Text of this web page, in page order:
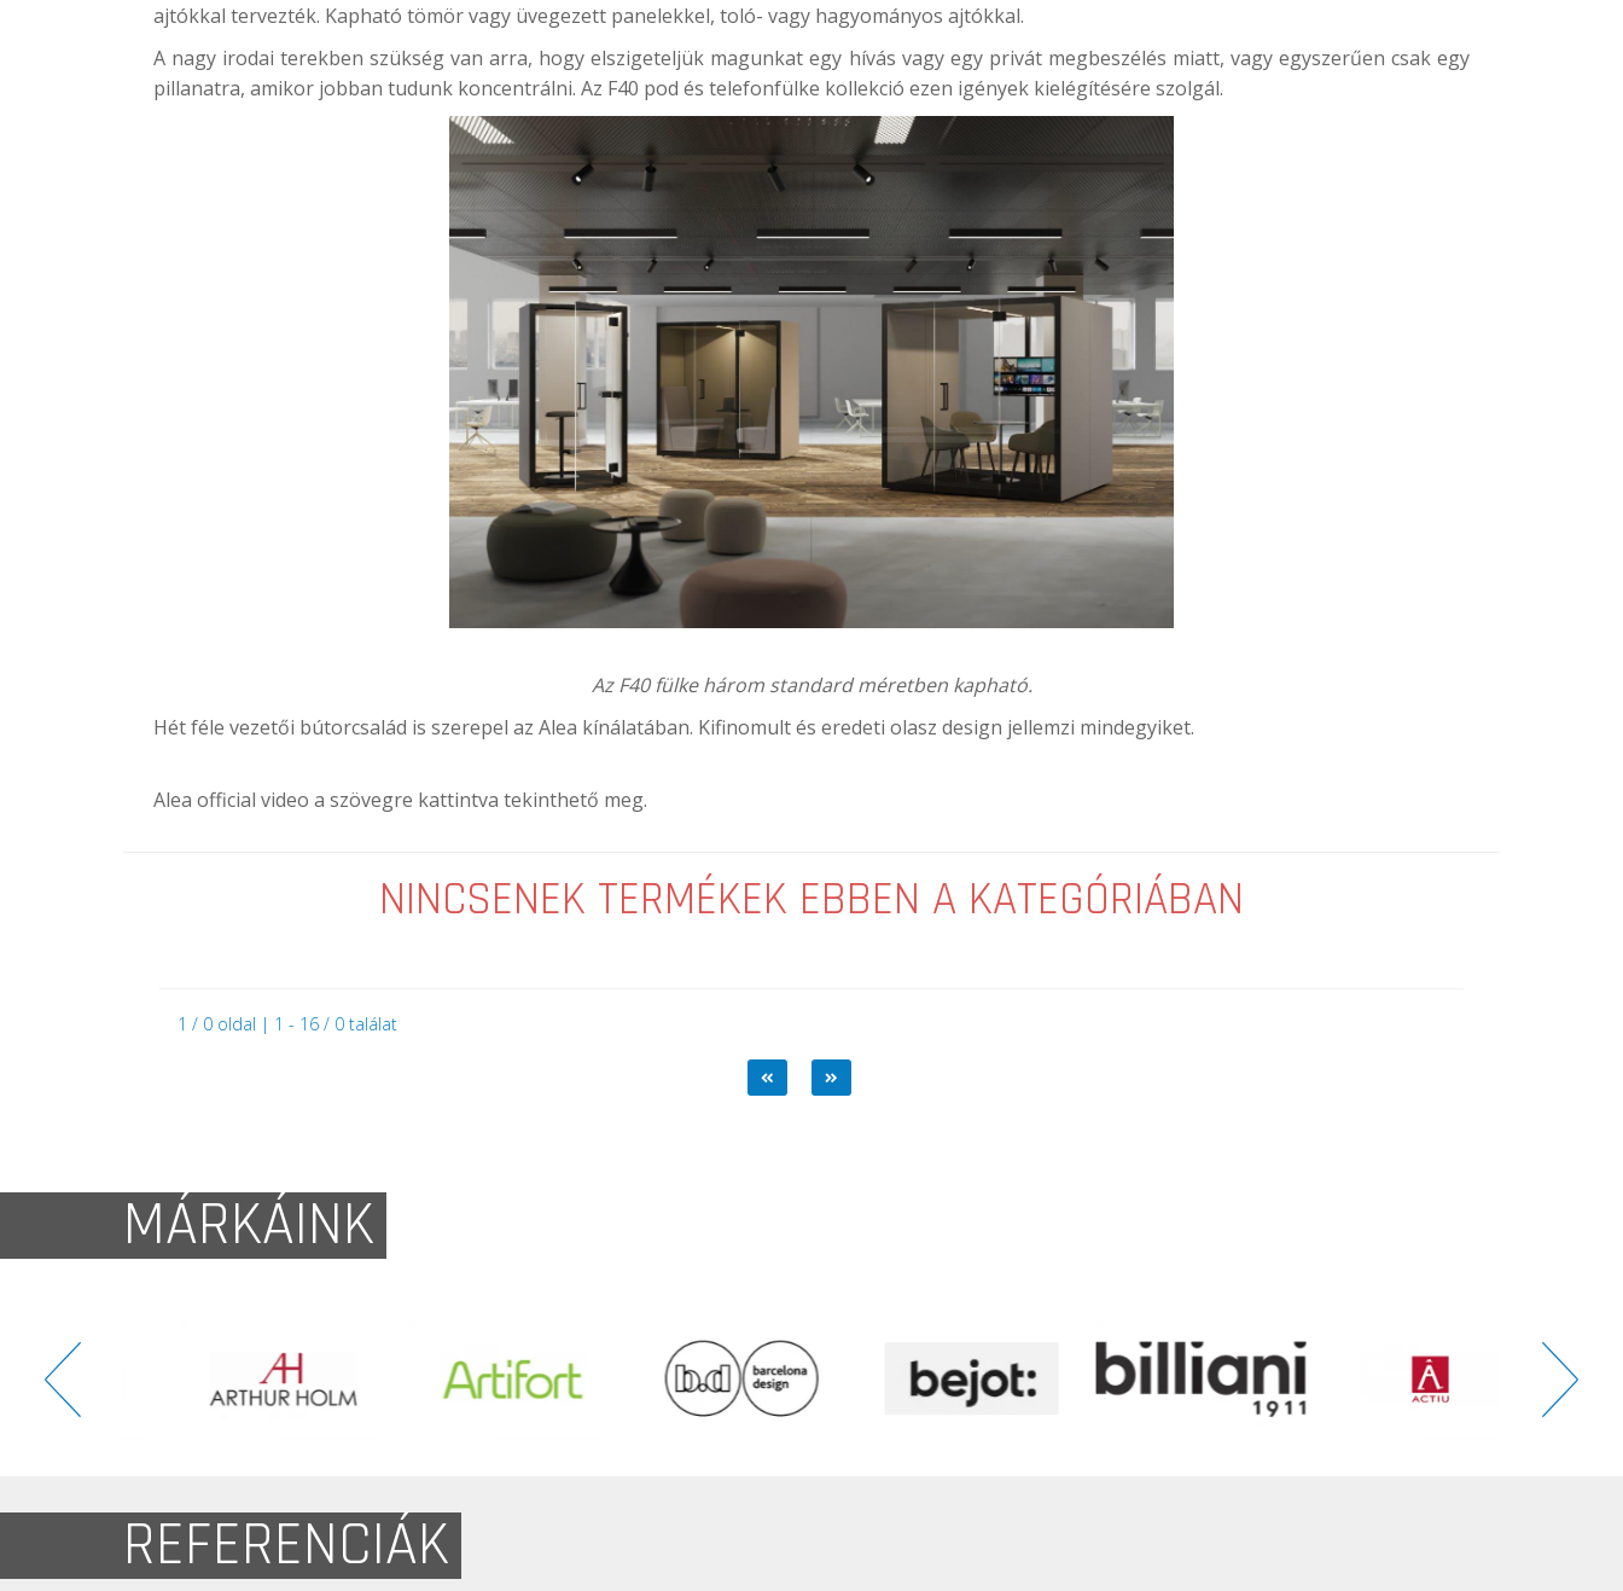
ajtókkal tervezték. Kapható tömör vagy üvegezett panelekkel, toló- vagy hagyományos ajtókkal.
A nagy irodai terekben szükség van arra, hogy elszigeteljük magunkat egy hívás vagy egy privát megbeszélés miatt, vagy egyszerűen csak egy
pillanatra, amikor jobban tudunk koncentrálni. Az F40 pod és telefonfülke kollekció ezen igények kielégítésére szolgál.
Az F40 fülke három standard méretben kapható.
Hét féle vezetői bútorcsalád is szerepel az Alea kínálatában. Kifinomult és eredeti olasz design jellemzi mindegyiket.
Alea official video a szövegre kattintva tekinthető meg.
NINCSENEK TERMÉKEK EBBEN A KATEGÓRIÁBAN
1 / 0 oldal | 1 - 16 / 0 találat
MÁRKÁINK
REFERENCIÁK